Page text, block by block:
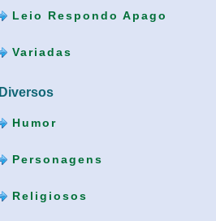
Leio Respondo Apago
Variadas
Diversos
Humor
Personagens
Religiosos